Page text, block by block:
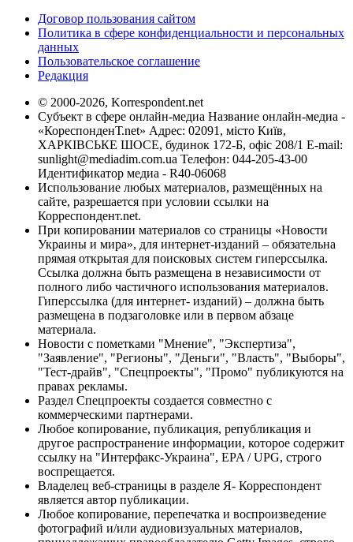
Договор пользования сайтом
Политика в сфере конфиденциальности и персональных
данных
Пользовательское соглашение
Редакция
© 2000-2026, Korrespondent.net
Субъект в сфере онлайн-медиа Название онлайн-медиа -
«КореспонденТ.net» Адрес: 02091, місто Київ,
ХАРКІВСЬКЕ ШОСЕ, будинок 172-Б, офіс 208/1 E-mail:
sunlight@mediadim.com.ua Телефон: 044-205-43-00
Идентификатор медиа - R40-06068
Использование любых материалов, размещённых на
сайте, разрешается при условии ссылки на
Корреспондент.net.
При копировании материалов со страницы «Новости
Украины и мира», для интернет-изданий – обязательна
прямая открытая для поисковых систем гиперссылка.
Ссылка должна быть размещена в независимости от
полного либо частичного использования материалов.
Гиперссылка (для интернет- изданий) – должна быть
размещена в подзаголовке или в первом абзаце
материала.
Новости с пометками "Мнение", "Экспертиза",
"Заявление", "Регионы", "Деньги", "Власть", "Выборы",
"Тест-драйв", "Спецпроекты", "Промо" публикуются на
правах рекламы.
Раздел Спецпроекты создается совместно с
коммерческими партнерами.
Любое копирование, публикация, републикация и
другое распространение информации, которое содержит
ссылку на "Интерфакс-Украина", EPA / UPG, строго
воспрещается.
Владелец веб-страницы в разделе Я- Корреспондент
является автор публикации.
Любое копирование, перепечатка и воспроизведение
фотографий и/или аудиовизуальных материалов,